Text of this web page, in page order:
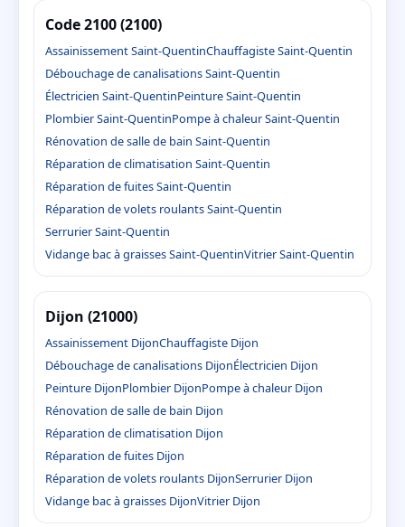
Code 2100 (2100)
Assainissement Saint-QuentinChauffagiste Saint-Quentin
Débouchage de canalisations Saint-Quentin
Électricien Saint-QuentinPeinture Saint-Quentin
Plombier Saint-QuentinPompe à chaleur Saint-Quentin
Rénovation de salle de bain Saint-Quentin
Réparation de climatisation Saint-Quentin
Réparation de fuites Saint-Quentin
Réparation de volets roulants Saint-Quentin
Serrurier Saint-Quentin
Vidange bac à graisses Saint-QuentinVitrier Saint-Quentin
Dijon (21000)
Assainissement DijonChauffagiste Dijon
Débouchage de canalisations DijonÉlectricien Dijon
Peinture DijonPlombier DijonPompe à chaleur Dijon
Rénovation de salle de bain Dijon
Réparation de climatisation Dijon
Réparation de fuites Dijon
Réparation de volets roulants DijonSerrurier Dijon
Vidange bac à graisses DijonVitrier Dijon